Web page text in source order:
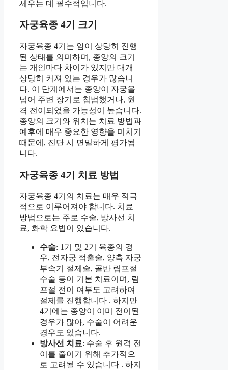
세우는 데 필수적입니다.
자궁육종 4기 크기
자궁육종 4기는 암이 상당히 진행
된 상태를 의미하며, 종양의 크기
는 개인마다 차이가 있지만 대개
상당히 커져 있는 경우가 많습니
다. 이 단계에서는 종양이 자궁을
넘어 주변 장기로 침범했거나, 원
격 전이되었을 가능성이 높습니다.
종양의 크기와 위치는 치료 방법과
예후에 매우 중요한 영향을 미치기
때문에, 진단 시 면밀하게 평가됩
니다.
자궁육종 4기 치료 방법
자궁육종 4기의 치료는 매우 적극
적으로 이루어져야 합니다. 치료
방법으로는 주로 수술, 방사선 치
료, 화학 요법이 있습니다.
수술: 1기 및 2기 육종의 경
우, 전자궁 적출술, 양측 자궁
부속기 절제술, 골반 림프절
수술 등이 기본 치료이며, 림
프절 전이 여부도 고려하여
절제를 진행합니다 . 하지만
4기에는 종양이 이미 전이된
경우가 많아, 수술이 어려운
경우도 있습니다.
방사선 치료: 수술 후 원격 전
이를 줄이기 위해 추가적으
로 고려될 수 있습니다 . 하지